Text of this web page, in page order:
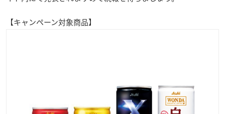
【キャンペーン対象商品】